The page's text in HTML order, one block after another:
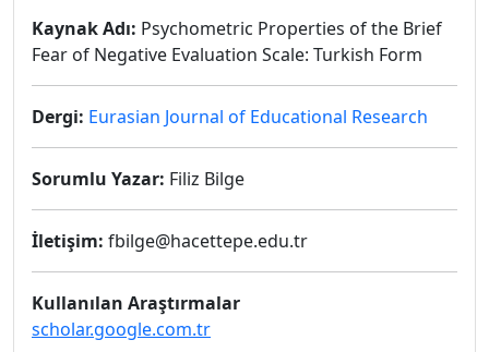
Kaynak Adı: Psychometric Properties of the Brief
Fear of Negative Evaluation Scale: Turkish Form
Dergi: Eurasian Journal of Educational Research
Sorumlu Yazar: Filiz Bilge
İletişim: fbilge@hacettepe.edu.tr
Kullanılan Araştırmalar
scholar.google.com.tr